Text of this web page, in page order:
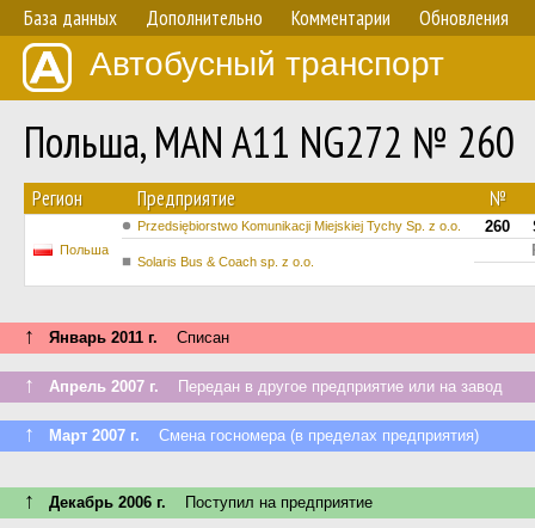
База данных Дополнительно Комментарии Обновления
Автобусный транспорт
Польша, MAN A11 NG272 № 260
Регион Предприятие №
Польша
Przedsiębiorstwo Komunikacji Miejskiej Tychy Sp. z o.o. 260
Solaris Bus & Coach sp. z o.o.
↑ Январь 2011 г. Списан
↑ Апрель 2007 г. Передан в другое предприятие или на завод
↑ Март 2007 г. Смена госномера (в пределах предприятия)
↑ Декабрь 2006 г. Поступил на предприятие